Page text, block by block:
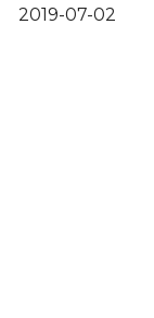
2019-07-02